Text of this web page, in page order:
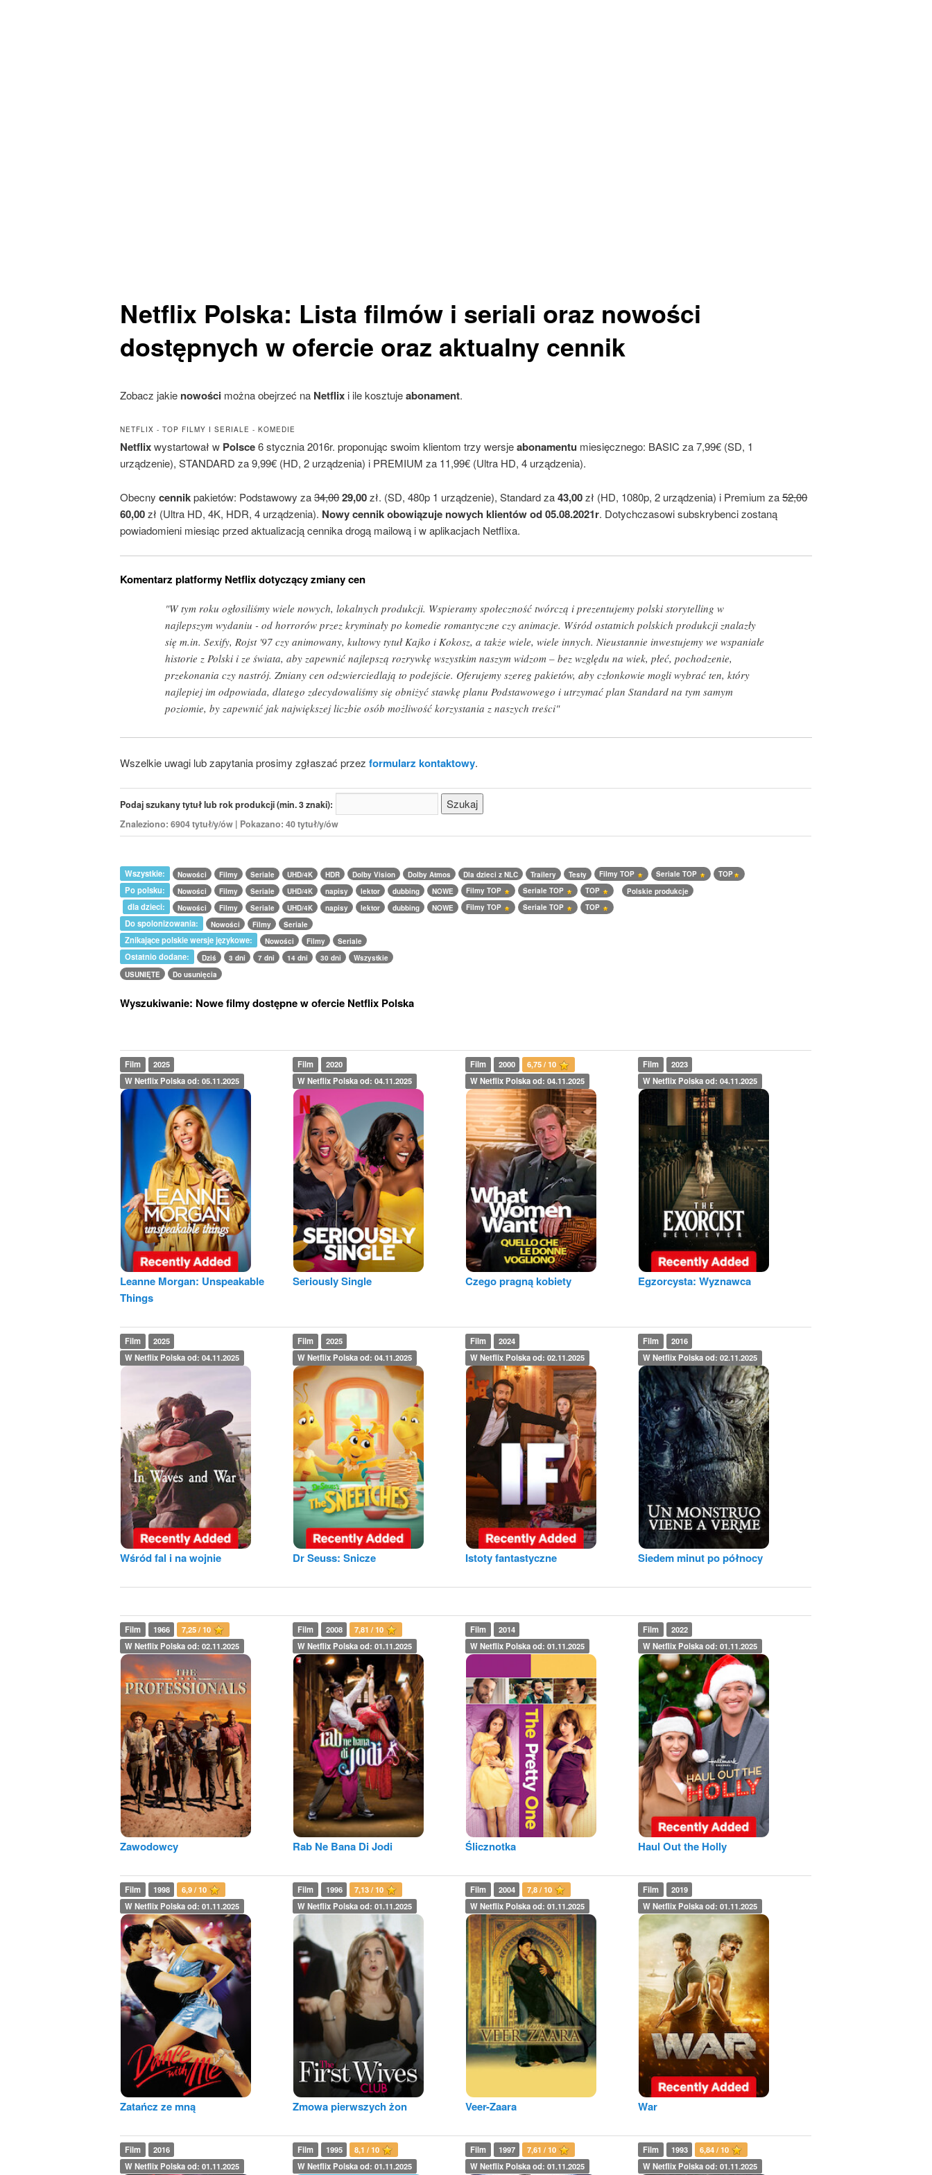
Netflix Polska: Listafilmów i seriali oraz nowości
dostępnych w ofercie oraz aktualny cennik
Zobacz jakie nowości można obejrzeć na Netflix i ile kosztujeabonament.
NETFLIX - TOP FILMY I SERIALE - KOMEDIE
Netflixwystartował w Polsce6 stycznia 2016r. proponując swoim klientom trzy wersjeabonamentu miesięcznego: BASIC za 7,99€ (SD, 1
urządzenie), STANDARD za 9,99€ (HD, 2 urządzenia) i PREMIUM za 11,99€ (Ultra HD, 4 urządzenia).
Obecnycennikpakietów: Podstawowy za34,0029,00zł. (SD, 480p 1 urządzenie), Standard za43,00zł (HD, 1080p, 2 urządzenia) i Premium za52,00
60,00zł (Ultra HD, 4K, HDR, 4 urządzenia). Nowy cennik obowiązuje nowych klientów od 05.08.2021r. Dotychczasowi subskrybenci zostaną
powiadomieni miesiąc przed aktualizacją cennika drogą mailową i w aplikacjach Netflixa.
Komentarz platformy Netflix dotyczący zmiany cen
"W tym roku ogłosiliśmy wiele nowych, lokalnych produkcji. Wspieramy społeczność twórczą i prezentujemy polski storytelling w
najlepszym wydaniu - od horrorów przez kryminały po komedie romantyczne czy animacje. Wśród ostatnich polskich produkcji znalazły
się m.in. Sexify, Rojst '97 czy animowany, kultowy tytuł Kajko i Kokosz, a także wiele, wiele innych. Nieustannie inwestujemy we wspaniałe
historie z Polski i ze świata, aby zapewnić najlepszą rozrywkę wszystkim naszym widzom – bez względu na wiek, płeć, pochodzenie,
przekonania czy nastrój. Zmiany cen odzwierciedlają to podejście. Oferujemy szereg pakietów, aby członkowie mogli wybrać ten, który
najlepiej im odpowiada, dlatego zdecydowaliśmy się obniżyć stawkę planu Podstawowego i utrzymać plan Standard na tym samym
poziomie, by zapewnić jak największej liczbie osób możliwość korzystania z naszych treści"
Wszelkie uwagi lub zapytania prosimy zgłaszać przezformularz kontaktowy.
Podaj szukany tytuł lub rok produkcji (min. 3 znaki):
Znaleziono: 6904 tytuł/y/ów | Pokazano: 40 tytuł/y/ów
Wszystkie: Nowości Filmy Seriale UHD/4K HDR Dolby Vision Dolby Atmos Dla dzieci z NLC Trailery Testy Filmy TOP Seriale TOP TOP
Po polsku: Nowości Filmy Seriale UHD/4K napisy lektor dubbing NOWE Filmy TOP Seriale TOP TOP Polskie produkcje
dla dzieci: Nowości Filmy Seriale UHD/4K napisy lektor dubbing NOWE Filmy TOP Seriale TOP TOP
Do spolonizowania: Nowości Filmy Seriale
Znikające polskie wersje językowe: Nowości Filmy Seriale
Ostatnio dodane: Dziś 3 dni 7 dni 14 dni 30 dni
Wszystkie
USUNIĘTE
Do usunięcia
Wyszukiwanie: Nowe filmy dostępne w ofercie Netflix Polska
Film
2025
W Netflix Polska od: 05.11.2025
Leanne Morgan: Unspeakable
Things
Film
2020
W Netflix Polska od: 04.11.2025
Seriously Single
Film 2000
6,75 / 10
W Netflix Polska od: 04.11.2025
Czego pragną kobiety
Film
2023
W Netflix Polska od: 04.11.2025
Egzorcysta: Wyznawca
Film
2025
W Netflix Polska od: 04.11.2025
Wśród fal i na wojnie
Film
2025
W Netflix Polska od: 04.11.2025
Dr Seuss: Snicze
Film
2024
W Netflix Polska od: 02.11.2025
Istoty fantastyczne
Film
2016
W Netflix Polska od: 02.11.2025
Siedem minut po północy
Film 1966
7,25 / 10
W Netflix Polska od: 02.11.2025
Zawodowcy
Film 2008
7,81 / 10
W Netflix Polska od: 01.11.2025
Rab Ne Bana Di Jodi
Film
2014
W Netflix Polska od: 01.11.2025
Ślicznotka
Film
2022
W Netflix Polska od: 01.11.2025
Haul Out the Holly
Film 1998
6,9 / 10
W Netflix Polska od: 01.11.2025
Zatańcz ze mną
Film 1996
7,13 / 10
W Netflix Polska od: 01.11.2025
Zmowa pierwszych żon
Film 2004
7,8 / 10
W Netflix Polska od: 01.11.2025
Veer-Zaara
Film
2019
W Netflix Polska od: 01.11.2025
War
Film
2016
W Netflix Polska od: 01.11.2025
Film 1995
8,1 / 10
W Netflix Polska od: 01.11.2025
Film 1997
7,61 / 10
W Netflix Polska od: 01.11.2025
Film 1993
6,84 / 10
W Netflix Polska od: 01.11.2025